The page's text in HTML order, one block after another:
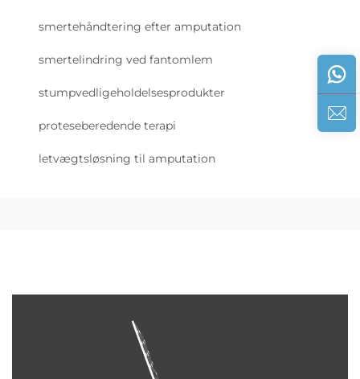
smertehåndtering efter amputation
smertelindring ved fantomlem
stumpvedligeholdelsesprodukter
proteseberedende terapi
letvægtsløsning til amputation